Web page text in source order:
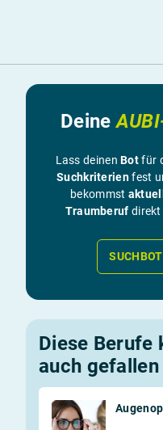
Deine
Lass deinenBotfür
Suchkriterienfest
bekommst
Traumberuf direkt
Diese Berufe
auch gefallen